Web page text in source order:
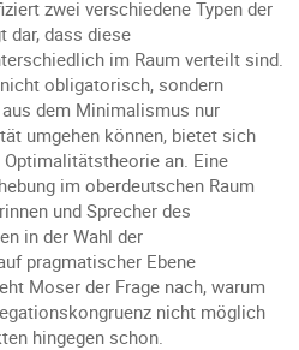
zwei verschiedene Typen der
dar, dass diese
im Raum verteilt sind.
obligatorisch, sondern
dem Minimalismus nur
umgehen können, bietet sich
an. Eine
im oberdeutschen Raum
und Sprecher des
in der Wahl der
pragmatischer Ebene
Moser der Frage nach, warum
nicht möglich
hingegen schon.